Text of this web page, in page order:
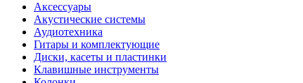
Аксессуары
Акустические системы
Аудиотехника
Гитары и комплектующие
Диски, касеты и пластинки
Клавишные инструменты